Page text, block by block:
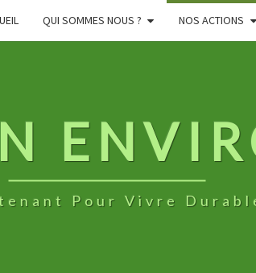
QUI SOMMES NOUS ? NOS ACTIONS
Pour Vivre